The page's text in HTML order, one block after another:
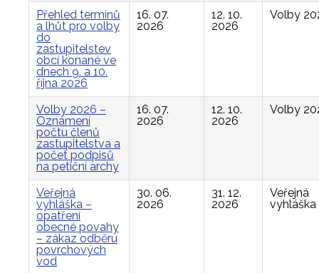
Přehled termínů
a lhůt pro volby
do
zastupitelstev
obcí konané ve
dnech 9. a 10.
října 2026
16. 07.
2026
12. 10.
2026
Volby
Volby 2026 –
Oznámení
počtu členů
zastupitelstva a
počet podpisů
na petiční archy
16. 07.
2026
12. 10.
2026
Volby
Veřejná
vyhláška –
opatření
obecné povahy
– zákaz odběru
povrchových
vod
30. 06.
2026
31. 12.
2026
Veřejná
vyhláška